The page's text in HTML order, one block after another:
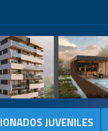
JUVENILES